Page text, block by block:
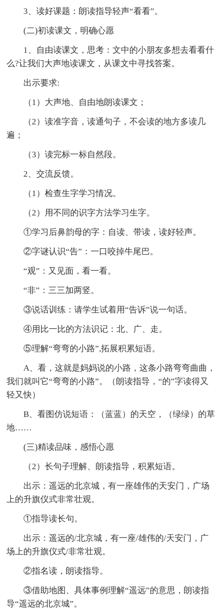
3、读好课题：朗读指导轻声“看看”。
(二)初读课文，明确心愿
1、自由读课文，思考：文中的小朋友多想去看看什
么?让我们大声地读课文，从课文中寻找答案。
出示要求:
（1）大声地、自由地朗读课文；
（2）读准字音，读通句子，不会读的地方多读几
遍；
（3）读完标一标自然段。
2、交流反馈。
（1）检查生字学习情况。
（2）用不同的识字方法学习生字。
①学习后鼻韵母的字：自读、带读，读好轻声。
②字谜认识“告”：一口咬掉牛尾巴。
“观”：又见面，看一看。
“非”：三三加两竖。
③说话训练：请学生试着用“告诉”说一句话。
④用比一比的方法识记：北、广、走。
⑤理解“弯弯的小路”,拓展积累短语。
A、看，这就是妈妈说的小路，这条小路弯弯曲曲，
我们就叫它“弯弯的小路”。（朗读指导，“的”字读得又
轻又快）
B、看图仿说短语：（蓝蓝）的天空，（绿绿）的草
地……
(三)精读品味，感悟心愿
（2）长句子理解、朗读指导，积累短语。
出示：遥远的北京城，有一座雄伟的天安门，广场
上的升旗仪式非常壮观。
①指导读长句。
出示：遥远的/北京城，有一座/雄伟的/天安门，广
场上的升旗仪式/非常壮观。
②指名读，朗读指导。
③借助地图、具体事例理解“遥远”的意思，朗读指
导“遥远的北京城”。